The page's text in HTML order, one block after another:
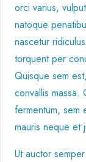
orci varius,
natoque
nascetur
torquent per
Quisque sem
convallis massa.
fermentum, sem
mauris neque et
Ut auctor